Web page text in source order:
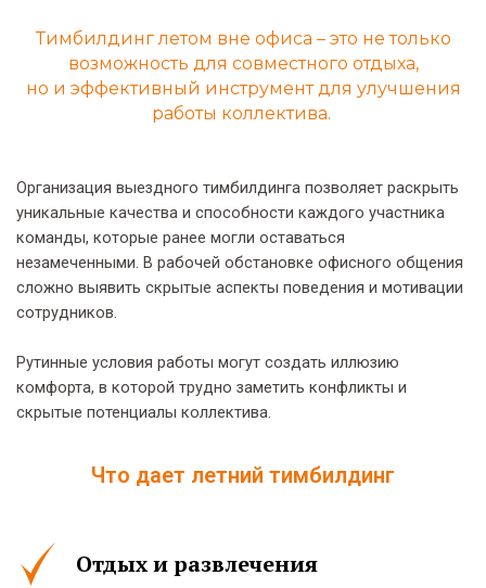
Тимбилдинг летом вне офиса – это не только
возможность для совместного отдыха,
но и эффективный инструмент для улучшения
работы коллектива.
Организация выездного тимбилдинга позволяет раскрыть
уникальные качества и способности каждого участника
команды, которые ранее могли оставаться
незамеченными. В рабочей обстановке офисного общения
сложно выявить скрытые аспекты поведения и мотивации
сотрудников.
Рутинные условия работы могут создать иллюзию
комфорта, в которой трудно заметить конфликты и
скрытые потенциалы коллектива.
Что дает летний тимбилдинг
Отдых и развлечения